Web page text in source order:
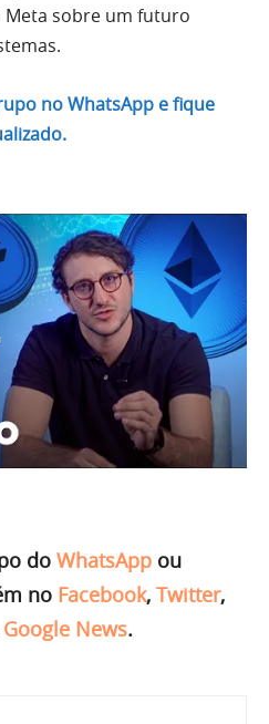
Meta sobre um futuro
no WhatsApp e fique
do WhatsApp ou
no Facebook, Twitter,
Google News.